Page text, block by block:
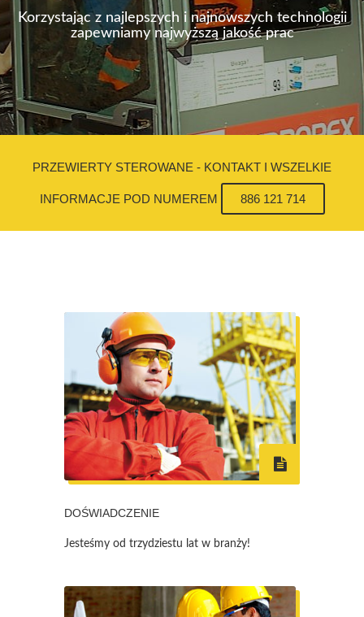
Korzystając z najlepszych i najnowszych technologii
zapewniamy najwyższą jakość prac
PRZEWIERTY STEROWANE - KONTAKT I WSZELKIE
INFORMACJE POD NUMEREM 886 121 714
DOŚWIADCZENIE
Jesteśmy od trzydziestu lat w branży!